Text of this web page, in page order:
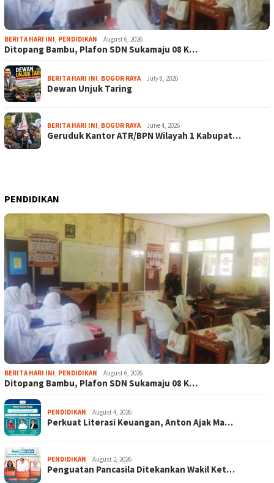
BERITA HARI INI, PENDIDIKAN August 6, 2026
Ditopang Bambu, Plafon SDN Sukamaju 08 K…
BERITA HARI INI, BOGOR RAYA July 8, 2026
Dewan Unjuk Taring
BERITA HARI INI, BOGOR RAYA June 4, 2026
Geruduk Kantor ATR/BPN Wilayah 1 Kabupat…
PENDIDIKAN
BERITA HARI INI PENDIDIKAN August 6, 2026
Ditopang Bambu, Plafon SDN Sukamaju 08 K…
PENDIDIKAN August 4, 2026
Perkuat Literasi Keuangan, Anton Ajak Ma…
PENDIDIKAN August 2, 2026
Penguatan Pancasila Ditekankan Wakil Ket…